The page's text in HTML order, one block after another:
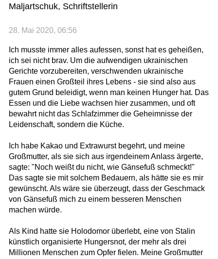
Maljartschuk, Schriftstellerin
28. Mai 2020, 06:56
Ich musste immer alles aufessen, sonst hat es geheißen,
ich sei nicht brav. Um die aufwendigen ukrainischen
Gerichte vorzubereiten, verschwenden ukrainische
Frauen einen Großteil ihres Lebens - sie sind also aus
gutem Grund beleidigt, wenn man keinen Hunger hat. Das
Essen und die Liebe wachsen hier zusammen, und oft
bewahrt nicht das Schlafzimmer die Geheimnisse der
Leidenschaft, sondern die Küche.
Ich habe Kakao und Extrawurst begehrt, und meine
Großmutter, als sie sich aus irgendeinem Anlass ärgerte,
sagte: "Noch weißt du nicht, wie Gänsefuß schmeckt!"
Das sagte sie mit solchem Bedauern, als hätte sie es mir
gewünscht. Als wäre sie überzeugt, dass der Geschmack
von Gänsefuß mich zu einem besseren Menschen
machen würde.
Als Kind hatte sie Holodomor überlebt, eine von Stalin
künstlich organisierte Hungersnot, der mehr als drei
Millionen Menschen zum Opfer fielen. Meine Großmutter